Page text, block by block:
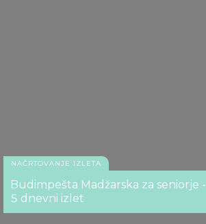
NAČRTOVANJE IZLETA
Budimpešta Madžarska za seniorje -
5 dnevni izlet